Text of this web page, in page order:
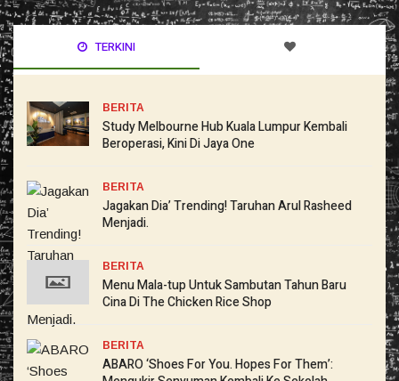
TERKINI
BERITA
Study Melbourne Hub Kuala Lumpur Kembali
Beroperasi, Kini Di Jaya One
BERITA
Jagakan Dia’ Trending! Taruhan Arul Rasheed
Menjadi.
BERITA
Menu Mala-tup Untuk Sambutan Tahun Baru
Cina Di The Chicken Rice Shop
BERITA
ABARO ‘Shoes For You. Hopes For Them’: